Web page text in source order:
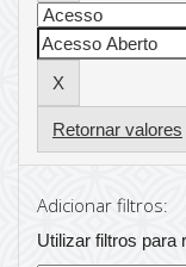
Retornar valores
Adicionar filtros:
Utilizar filtros para